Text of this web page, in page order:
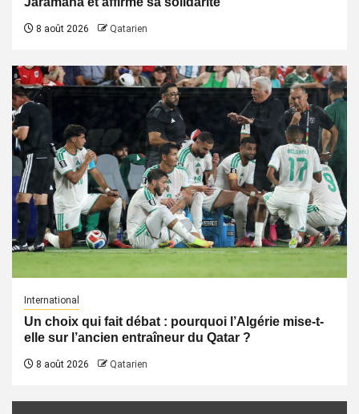
8 août 2026 Qatarien
International
Un choix qui fait débat : pourquoi l’Algérie mise-t-
elle sur l’ancien entraîneur du Qatar ?
8 août 2026 Qatarien